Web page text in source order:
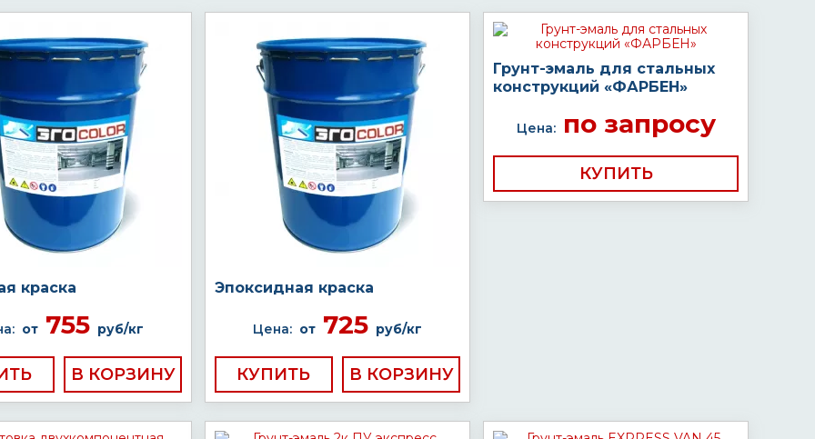
краска
от755 руб/кг
Эпоксидная краска
Цена: от 725 руб/кг
КУПИТЬ
Грунт-эмаль для стальных
конструкций «ФАРБЕН»
Цена:по запросу
КУПИТЬ